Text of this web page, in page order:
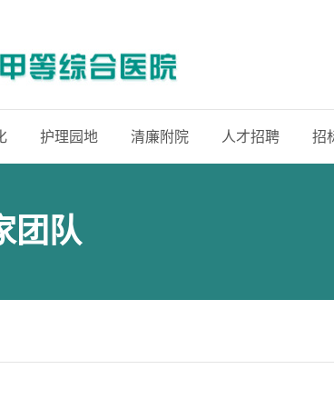
护理园地 清廉附院 人才招聘 招
团队